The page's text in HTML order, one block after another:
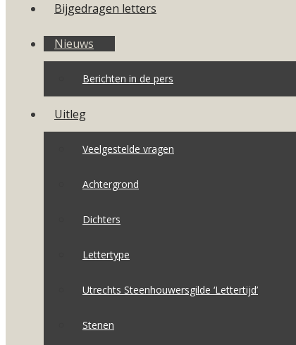
Bijgedragen letters
Nieuws
Berichten in de pers
Uitleg
Veelgestelde vragen
Achtergrond
Dichters
Lettertype
Utrechts Steenhouwersgilde ‘Lettertijd’
Stenen